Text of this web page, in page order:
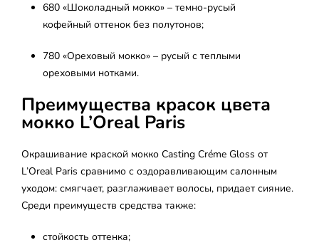
680 «Шоколадный мокко» – темно-русый
кофейный оттенок без полутонов;
780 «Ореховый мокко» – русый с теплыми
ореховыми нотками.
Преимущества красок цвета
мокко L’Oreal Paris
Окрашивание краской мокко Casting Créme Gloss от
L’Oreal Paris сравнимо с оздоравливающим салонным
уходом: смягчает, разглаживает волосы, придает сияние.
Среди преимуществ средства также:
стойкость оттенка;